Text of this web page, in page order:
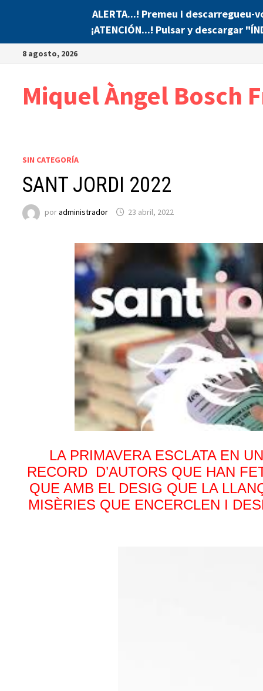
ALERTA...! Premeu i descarregueu-
¡ATENCIÓN...! Pulsar y descargar
Saltar8 agosto, 2026
Miquel Àngel Bosch
SIN CATEGORÍA
SANT JORDI 2022
poradministrador 23 abril, 2022
LA PRIMAVERA ESCLATA EN
RECORD D’AUTORS QUE HAN
QUE AMB EL DESIG QUE LA
MISÈRIES QUE ENCERCLEN I